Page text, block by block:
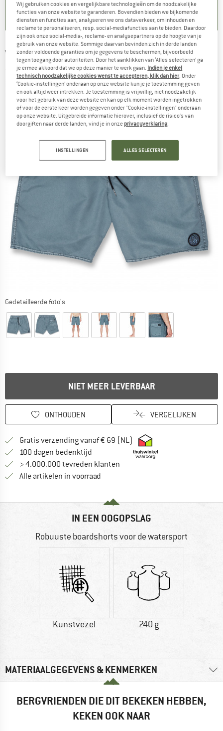
VOLCOM -Center Trunk 17'' - Boardshort
(0)
Gedetailleerde foto's
NIET MEER LEVERBAAR
ONTHOUDEN VERGELIJKEN
Gratis verzending vanaf € 69 (NL) Vind hier de
100 dagen bedenktijd Vind de betalingsinformatie hier!
> 4.000.000 tevreden klanten
Alle artikelen in voorraad
IN EEN OOGOPSLAG
Robuuste boardshorts voor de watersport
Kunstvezel 240 g
MATERIAALGEGEVENS & KENMERKEN
BERGVRIENDEN DIE DIT BEKEKEN HEBBEN,
KEKEN OOK NAAR
Wij gebruiken cookies en vergelijkbare technologieën om de noodzakelijke
functies van onze website te garanderen. Bovendien bieden we bijkomende
diensten en functies aan, analyseren we ons dataverkeer, om inhouden en
reclame te personaliseren, resp. social-mediafuncties aan te bieden. Daardoor
zijn ook onze social-media-, reclame- en analysepartners op de hoogte van je
gebruik van onze website. Sommige daarvan bevinden zich in derde landen
zonder voldoende garanties om je gegevens te beschermen, bijvoorbeeld
tegen toegang door autoriteiten. Door het aanklikken van ‘Alles selecteren’ ga
je ermee akkoord dat we op deze manier te werk gaan. Indien je enkel
technisch noodzakelijke cookies wenst te accepteren, klik dan hier. Onder
‘Cookie-instellingen’ onderaan op onze website kun je je toestemming geven
en ook altijd weer intrekken. Je toestemming is vrijwillig, niet noodzakelijk
voor het gebruik van deze website en kan op elk moment worden ingetrokken
of voor de eerste keer worden gegeven onder "Cookie-instellingen" onderaan
op onze website. Uitgebreide informatie hierover, inclusief de risico's van
doorgiften naar derde landen, vind je in onze privacyverklaring.
INSTELLINGEN ALLES SELECTEREN